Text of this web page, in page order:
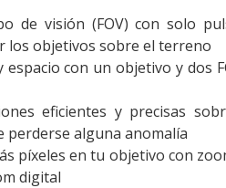
de visión (FOV) con solo
los objetivos sobre el terreno
con un objetivo y dos
eficientes y precisas
perderse alguna anomalía
píxeles en tu objetivo con
digital